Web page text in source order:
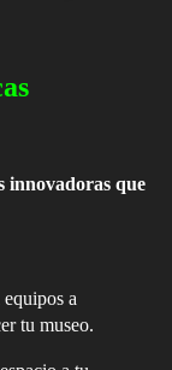
innovadoras que
a
tu museo.